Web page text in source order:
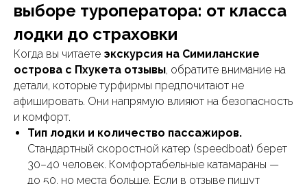
выборе туроператора: от класса
лодки до страховки
Когда вы читаете экскурсия на Симиланские
острова с Пхукета отзывы, обратите внимание на
детали, которые турфирмы предпочитают не
афишировать. Они напрямую влияют на безопасность
и комфорт.
Тип лодки и количество пассажиров.
Стандартный скоростной катер (speedboat) берет
30–40 человек. Комфортабельные катамараны —
до 50, но места больше. Если в отзыве пишут